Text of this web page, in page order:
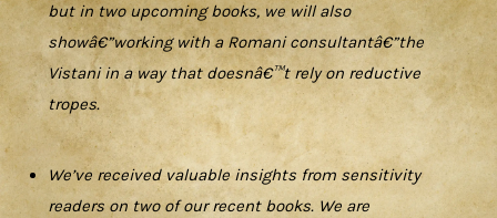
but in two upcoming books, we will also
showâ€”working with a Romani consultantâ€”the
Vistani in a way that doesnâ€™t rely on reductive
tropes.
We’ve received valuable insights from sensitivity
readers on two of our recent books. We are